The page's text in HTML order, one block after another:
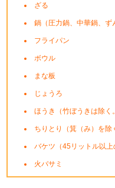
ざる
鍋（圧力鍋、中華鍋、ず
フライパン
ボウル
まな板
じょうろ
ほうき（竹ぼうきは除く
ちりとり（箕（み）を除
バケツ（45リットル以上
火バサミ